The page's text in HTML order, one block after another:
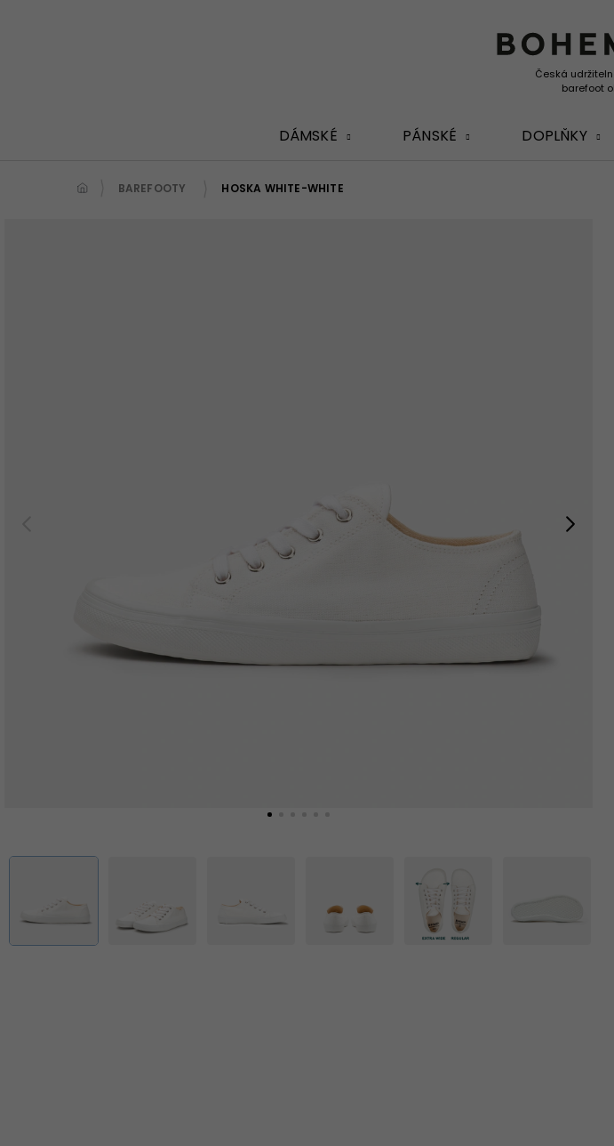
DÁMSKÉ PÁNSKÉ DOPLŇKY
BAREFOOTY HOSKA WHITE-WHITE
Next